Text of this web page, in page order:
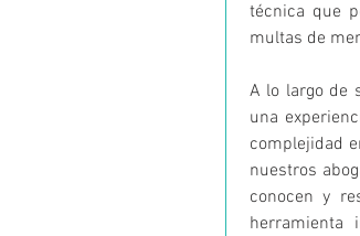
técnica que
multas de
A lo largo de
una
complejidad
nuestros
conocen y
herramienta